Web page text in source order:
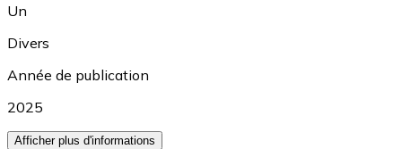
Un
Divers
Année de publication
2025
Afficher plus d'informations